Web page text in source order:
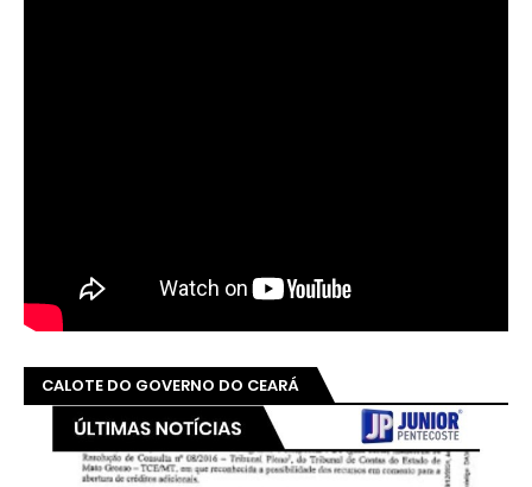
CALOTE DO GOVERNO DO CEARÁ